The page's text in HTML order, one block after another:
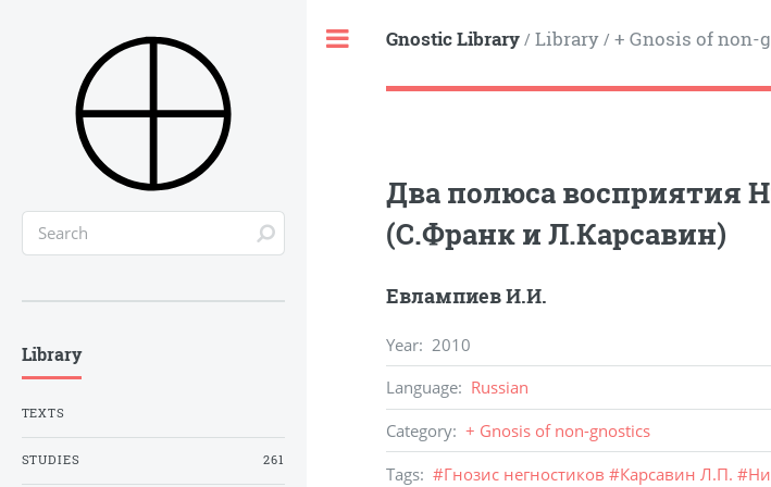
Gnostic Library/ Library/ + Gnosis of non-
Два полюса восприятия
(С.Франк и Л.Карсавин)
Евлампиев И.И.
Year: 2010
Language: Russian
Category: + Gnosis of non-gnostics
Tags: #Гнозис негностиков #Карсавин Л.П. #
Library
TEXTS
STUDIES 261
Toggle